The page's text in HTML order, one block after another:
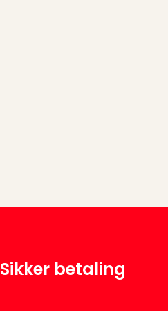
Sikker betaling